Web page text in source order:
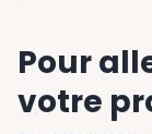
Pour
votre